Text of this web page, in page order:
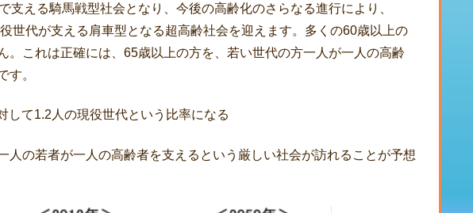
支える騎馬戦型社会となり、今後の高齢化のさらなる進行により、
世代が支える肩車型となる超高齢社会を迎えます。多くの60歳以上の
。これは正確には、65歳以上の方を、若い世代の方一人が一人の高齢
す。
して1.2人の現役世代という比率になる
人の若者が一人の高齢者を支えるという厳しい社会が訪れることが予想